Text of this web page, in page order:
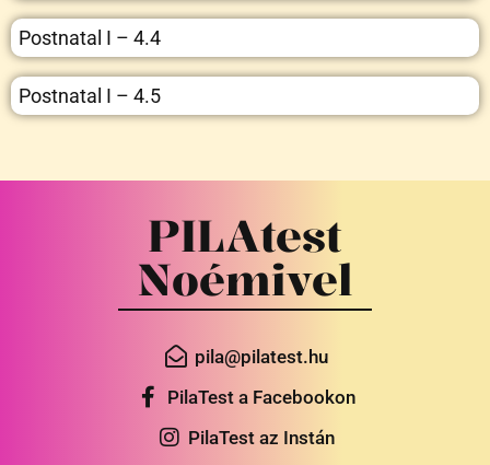
Postnatal I – 4.4
Postnatal I – 4.5
PILAtest
Noémivel
pila@pilatest.hu
PilaTest a Facebookon
PilaTest az Instán